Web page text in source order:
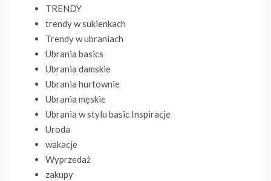
TRENDY
trendy w sukienkach
Trendy w ubraniach
Ubrania basics
Ubrania damskie
Ubrania hurtownie
Ubrania męskie
Ubrania w stylu basic Inspiracje
Uroda
wakacje
Wyprzedaż
zakupy